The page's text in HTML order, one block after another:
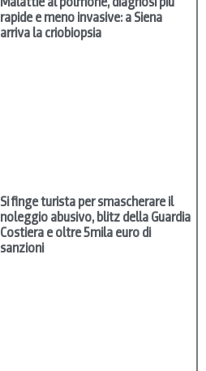
rapide e meno invasive: a Siena
arriva la criobiopsia
Si finge turista per smascherare il
noleggio abusivo, blitz della Guardia
Costiera e oltre 5mila euro di
sanzioni